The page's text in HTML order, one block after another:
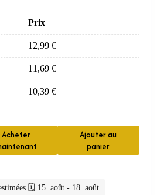
Prix
12,99 €
11,69 €
10,39 €
Acheter
Ajouter au
panier
🗓️ 15. août - 18. août